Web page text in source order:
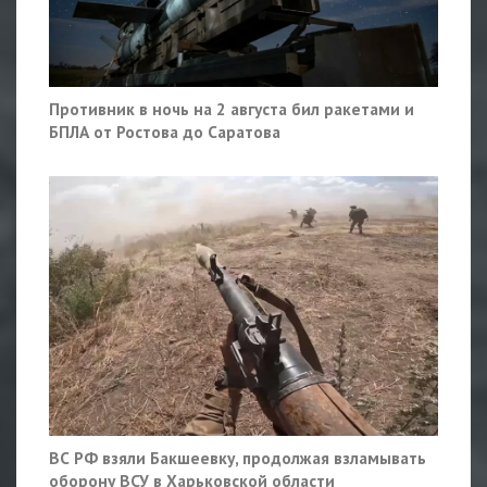
Противник в ночь на 2 августа бил ракетами и
БПЛА от Ростова до Саратова
ВС РФ взяли Бакшеевку, продолжая взламывать
оборону ВСУ в Харьковской области